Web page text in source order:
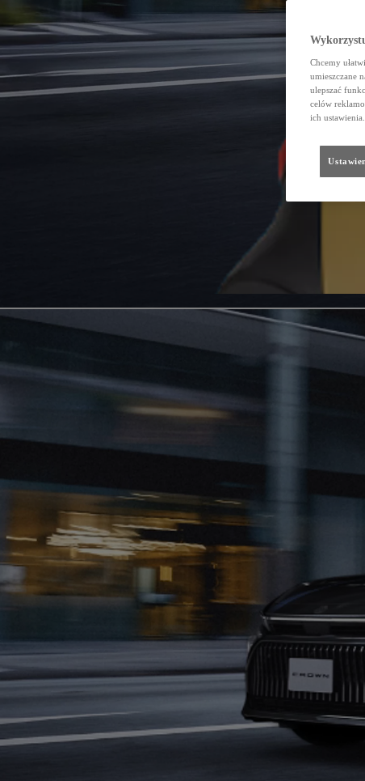
Chcemy
umieszczane
ulepszać
celów
ich